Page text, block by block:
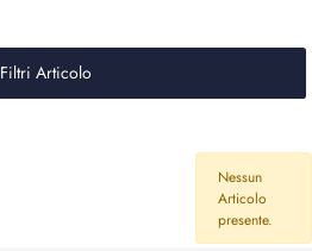
Filtri Articolo
Nessun
Articolo
presente.